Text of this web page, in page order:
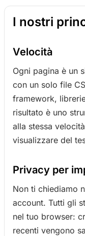
I nostri
Velocità
Ogni pagina è un
con un solo file
framework,
risultato è uno
alla stessa
visualizzare del
Privacy per
Non ti chiediamo
account. Tutti gli
nel tuo browser:
recenti vengono